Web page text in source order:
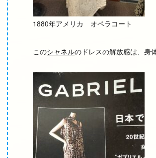
1880年アメリカ オペラコート
このシャネルのドレスの解放感は、身